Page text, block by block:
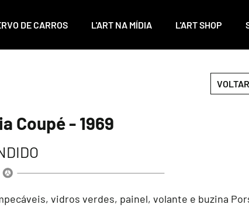
DE CARROS L'ART NA MÍDIA L'ART SHOP
Coupé - 1969
vidros verdes, painel, volante e buzina